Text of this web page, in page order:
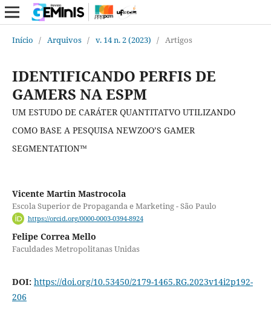
Início / Arquivos / v. 14 n. 2 (2023) / Artigos
IDENTIFICANDO PERFIS DE
GAMERS NA ESPM
UM ESTUDO DE CARÁTER QUANTITATVO UTILIZANDO
COMO BASE A PESQUISA NEWZOO’S GAMER
SEGMENTATION™
Vicente Martin Mastrocola
Escola Superior de Propaganda e Marketing - São Paulo
https://orcid.org/0000-0003-0394-8924
Felipe Correa Mello
Faculdades Metropolitanas Unidas
DOI: https://doi.org/10.53450/2179-1465.RG.2023v14i2p192-
206